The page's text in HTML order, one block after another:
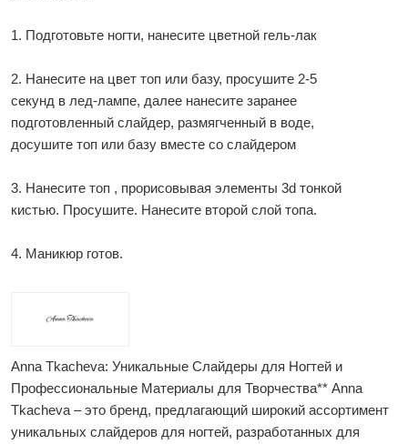
1. Подготовьте ногти, нанесите цветной гель-лак
2. Нанесите на цвет топ или базу, просушите 2-5
секунд в лед-лампе, далее нанесите заранее
подготовленный слайдер, размягченный в воде,
досушите топ или базу вместе со слайдером
3. Нанесите топ , прорисовывая элементы 3d тонкой
кистью. Просушите. Нанесите второй слой топа.
4. Маникюр готов.
Anna Tkacheva: Уникальные Слайдеры для Ногтей и
Профессиональные Материалы для Творчества** Anna
Tkacheva – это бренд, предлагающий широкий ассортимент
уникальных слайдеров для ногтей, разработанных для